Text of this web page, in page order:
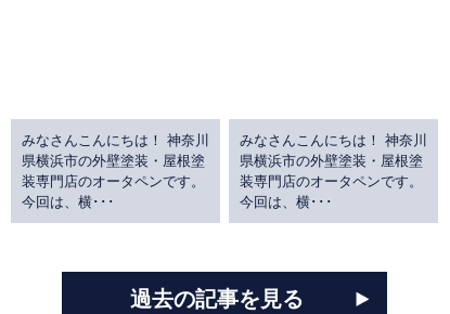
みなさんこんにちは！ 神奈川
県横浜市の外壁塗装・屋根塗
装専門店のオータペンです。
今回は、横･･･
みなさんこんにちは！ 神奈川
県横浜市の外壁塗装・屋根塗
装専門店のオータペンです。
今回は、横･･･
過去の記事を見る